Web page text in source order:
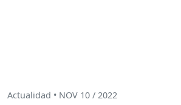
Actualidad • NOV 10 / 2022